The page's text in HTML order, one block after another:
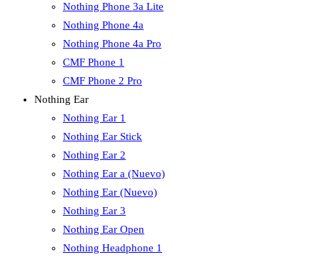
Nothing Phone 3a Lite
Nothing Phone 4a
Nothing Phone 4a Pro
CMF Phone 1
CMF Phone 2 Pro
Nothing Ear
Nothing Ear 1
Nothing Ear Stick
Nothing Ear 2
Nothing Ear a (Nuevo)
Nothing Ear (Nuevo)
Nothing Ear 3
Nothing Ear Open
Nothing Headphone 1